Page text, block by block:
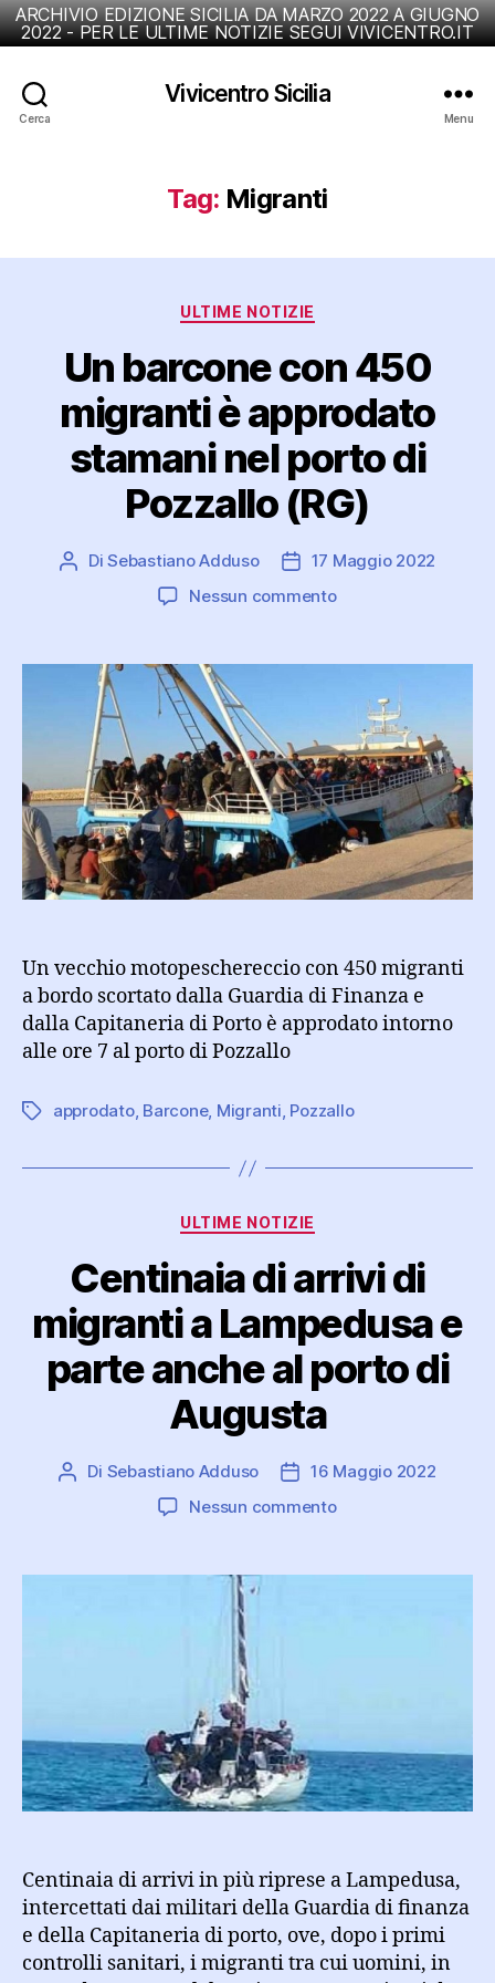
ARCHIVIO EDIZIONE SICILIA DA MARZO 2022 A GIUGNO
2022 - PER LE ULTIME NOTIZIE SEGUI VIVICENTRO.IT
Cerca
Vivicentro Sicilia
Menu
Tag: Migranti
Categorie
ULTIME NOTIZIE
Un barcone con 450
migranti è approdato
stamani nel porto di
Pozzallo (RG)
Autore
DiSebastiano Adduso
Data17 Maggio 2022
Nessun commentosu
con
migranti
è
approdato
stamani
nel
porto
di
Pozzallo
Un vecchio motopeschereccio con 450 migranti
a bordo scortato dalla Guardia di Finanza e
dalla Capitaneria di Porto è approdato intorno
alle ore 7 al porto di Pozzallo
Tag approdato, Barcone, Migranti, Pozzallo
Categorie
ULTIME NOTIZIE
Centinaia di arrivi di
migranti a Lampedusa e
parte anche al porto di
Augusta
Autore
Di Sebastiano Adduso
Data
dell'articolo
16 Maggio 2022
Nessun commentosu
arrivi
anche
al
porto
Centinaia di arrivi in più riprese a Lampedusa,
intercettati dai militari della Guardia di finanza
e della Capitaneria di porto, ove, dopo i primi
controlli sanitari, i migranti tra cui uomini, in